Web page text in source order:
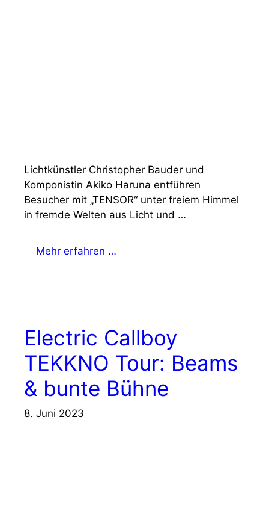
Lichtkünstler Christopher Bauder und
Komponistin Akiko Haruna entführen
Besucher mit „TENSOR“ unter freiem Himmel
in fremde Welten aus Licht und …
Mehr erfahren …
Electric Callboy
TEKKNO Tour: Beams
& bunte Bühne
8. Juni 2023